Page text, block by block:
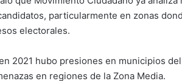
particularmente en zonas
electorales.
2021 hubo presiones en municipios
en regiones de la Zona Media.